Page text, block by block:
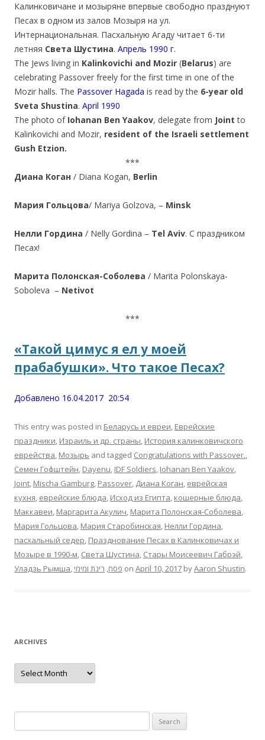
Калинковичане и мозыряне впервые свободно празднуют
Песах в одном из залов Мозыря на ул.
Интернациональная. Пасхальную Агаду читает 6-ти
летняя Света Шустина. Апрель 1990 г.
The Jews living in Kalinkovichi and Mozir (Belarus) are
celebrating Passover freely for the first time in one of the
Mozir halls. The Passover Hagada is read by the 6-year old
Sveta Shustina. April 1990
The photo of Iohanan Ben Yaakov, delegate from Joint to
Kalinkovichi and Mozir, resident of the Israeli settlement
Gush Etzion.
***
Диана Коган / Diana Kogan, Berlin
Мария Гольцова/ Mariya Golzova, – Minsk
Нелли Гордина / Nelly Gordina – Tel Aviv. С праздником
Песах!
Марита Полонская-Соболева / Marita Polonskaya-
Soboleva – Netivot
***
«Такой цимус я ел у моей
прабабушки». Что такое Песах?
Добавлено 16.04.2017 20:54
This entry was posted in Беларусь и евреи, Еврейские
праздники, Израиль и др. страны, История калинковичского
еврейства, Мозырь and tagged Congratulations with Passover.,
Cемен Гофштейн, Dayenu, IDF Soldiers, Iohanan Ben Yaakov,
Joint, Mischa Gamburg, Passover, Диана Коган, еврейская
кухня, еврейские блюда, Исход из Египта, кошерные блюда,
Маккавеи, Маргарита Акулич, Марита Полонская-Соболева,
Мария Гольцова, Мария Старобинская, Нелли Гордина,
пасхальный седер, Празднование Песах в Калинковичах и
Мозыре в 1990-м, Света Шустина, Стары Моисеевич Габрэй,
Уладзь Рымша, פסח, רינת ומימי on April 10, 2017 byAaron Shustin.
ARCHIVES
Archives
for: